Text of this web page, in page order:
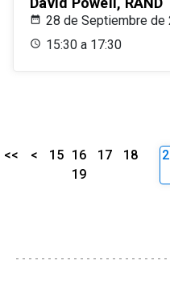
28 de Septiembre de
15:30 a 17:30
<< < 15 16 17
18
19